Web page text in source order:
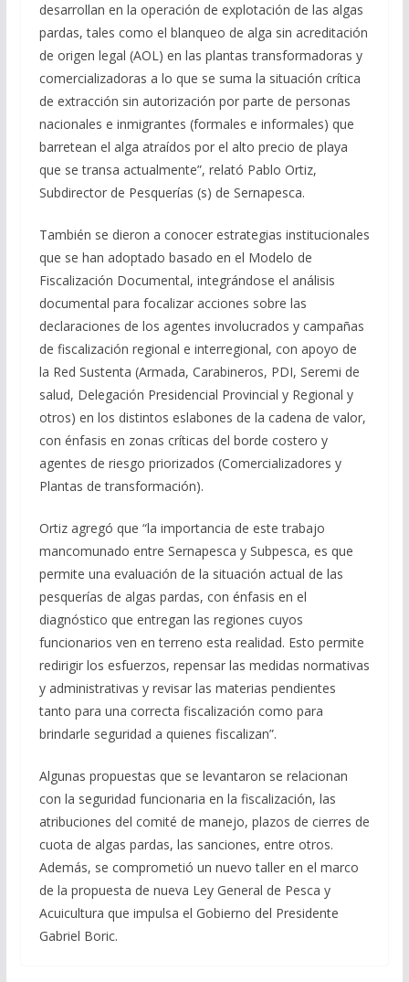
desarrollan en la operación de explotación de las algas
pardas, tales como el blanqueo de alga sin acreditación
de origen legal (AOL) en las plantas transformadoras y
comercializadoras a lo que se suma la situación crítica
de extracción sin autorización por parte de personas
nacionales e inmigrantes (formales e informales) que
barretean el alga atraídos por el alto precio de playa
que se transa actualmente”, relató Pablo Ortiz,
Subdirector de Pesquerías (s) de Sernapesca.
También se dieron a conocer estrategias institucionales
que se han adoptado basado en el Modelo de
Fiscalización Documental, integrándose el análisis
documental para focalizar acciones sobre las
declaraciones de los agentes involucrados y campañas
de fiscalización regional e interregional, con apoyo de
la Red Sustenta (Armada, Carabineros, PDI, Seremi de
salud, Delegación Presidencial Provincial y Regional y
otros) en los distintos eslabones de la cadena de valor,
con énfasis en zonas críticas del borde costero y
agentes de riesgo priorizados (Comercializadores y
Plantas de transformación).
Ortiz agregó que “la importancia de este trabajo
mancomunado entre Sernapesca y Subpesca, es que
permite una evaluación de la situación actual de las
pesquerías de algas pardas, con énfasis en el
diagnóstico que entregan las regiones cuyos
funcionarios ven en terreno esta realidad. Esto permite
redirigir los esfuerzos, repensar las medidas normativas
y administrativas y revisar las materias pendientes
tanto para una correcta fiscalización como para
brindarle seguridad a quienes fiscalizan”.
Algunas propuestas que se levantaron se relacionan
con la seguridad funcionaria en la fiscalización, las
atribuciones del comité de manejo, plazos de cierres de
cuota de algas pardas, las sanciones, entre otros.
Además, se comprometió un nuevo taller en el marco
de la propuesta de nueva Ley General de Pesca y
Acuicultura que impulsa el Gobierno del Presidente
Gabriel Boric.